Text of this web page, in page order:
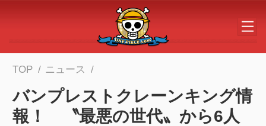
メインコンテンツへスキップする
TOP ニュース
バンプレストクレーンキング情
報！ 〝最悪の世代〟から6人